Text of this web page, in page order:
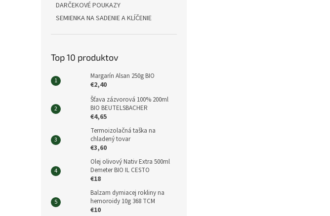
DARČEKOVÉ POUKAZY
SEMIENKA NA SADENIE A KLÍČENIE
Top 10 produktov
Margarín Alsan 250g BIO
€2,40
Šťava zázvorová 100% 200ml
BIO BEUTELSBACHER
€4,65
Termoizolačná taška na
chladený tovar
€3,60
Olej olivový Nativ Extra 500ml
Demeter BIO IL CESTO
€18
Balzam dymiacej rokliny na
hemoroidy 10g 368 TCM
€10